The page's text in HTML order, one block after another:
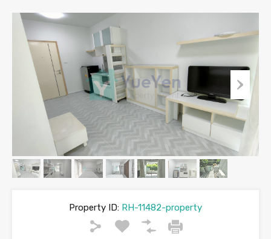
Property ID: RH-11482-property